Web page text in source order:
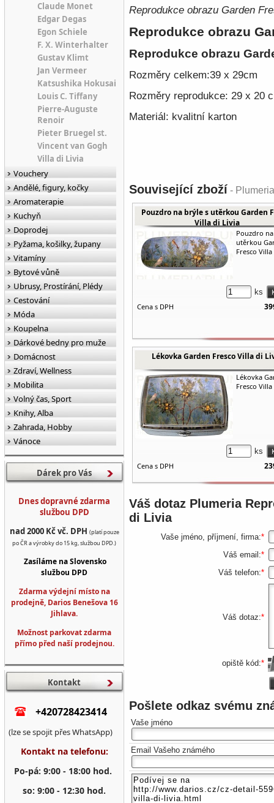
Reprodukce obrazu Garden
Reprodukce obrazu
Reprodukce obrazu
Rozměry celkem:39 x 29cm
Rozměry reprodukce: 29 x 20
Materiál: kvalitní karton
Související zboží -
Pouzdro na brýle s utěrkou Garden
Villa di Livia
Pouzdro
utěrkou
Fresco
ks
Cena s DPH
Lékovka Garden Fresco Villa di
Lékovka
Fresco
ks
Cena s DPH
Váš dotaz Plumeria
di Livia
Vaše jméno, příjmení, firma:*
Váš email:*
Váš telefon:*
Váš dotaz:*
opiště kód:*
Pošlete odkaz svému
Vaše jméno
Email Vašeho známého
Claude Monet
Edgar Degas
Egon Schiele
F. X. Winterhalter
Gustav Klimt
Jan Vermeer
Katsushika Hokusai
Louis C. Tiffany
Pierre-Auguste
Renoir
Pieter Bruegel st.
Vincent van Gogh
Villa di Livia
Vouchery
Andělé, figury, kočky
Aromaterapie
Kuchyň
Doprodej
Pyžama, košilky, župany
Vitamíny
Bytové vůně
Ubrusy, Prostírání, Plédy
Cestování
Móda
Koupelna
Dárkové bedny pro muže
Domácnost
Zdraví, Wellness
Mobilita
Volný čas, Sport
Knihy, Alba
Zahrada, Hobby
Vánoce
Dárek pro Vás
Dnes dopravné zdarma
službou DPD
nad 2000 Kč vč. DPH (platí pouze
po ČR a výrobky do 15 kg, službou DPD.)
Zasíláme na Slovensko
službou DPD
Zdarma výdejní místo na
prodejně, Darios Benešova 16
Jihlava.
Možnost parkovat zdarma
přímo před naší prodejnou.
Kontakt
+420728423414
(lze se spojit přes WhatsApp)
Kontakt na telefonu:
Po-pá: 9:00 - 18:00 hod.
so: 9:00 - 12:30 hod.